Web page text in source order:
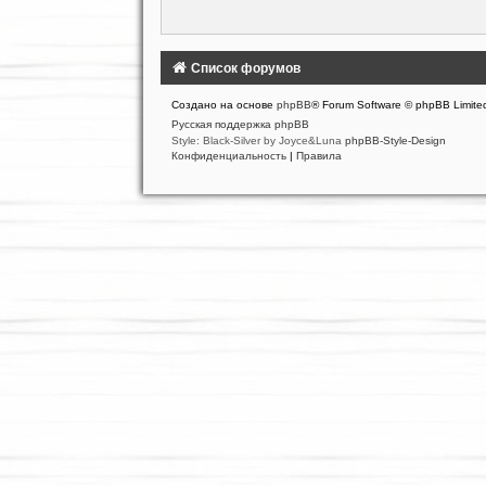
Список форумов
Создано на основе phpBB® Forum Software © phpBB
Русская поддержка phpBB
Style: Black-Silver by Joyce&Luna phpBB-Style-Design
Конфиденциальность | Правила